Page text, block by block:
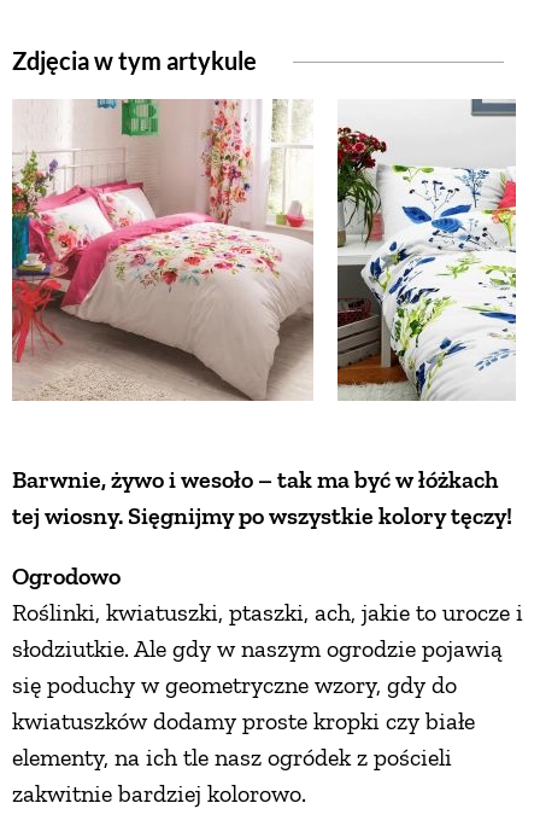
Zdjęcia w tym artykule
Barwnie, żywo i wesoło – tak ma być w łóżkach
tej wiosny. Sięgnijmy po wszystkie kolory tęczy!
Ogrodowo
Roślinki, kwiatuszki, ptaszki, ach, jakie to urocze i
słodziutkie. Ale gdy w naszym ogrodzie pojawią
się poduchy w geometryczne wzory, gdy do
kwiatuszków dodamy proste kropki czy białe
elementy, na ich tle nasz ogródek z pościeli
zakwitnie bardziej kolorowo.
DLA DOMU
EKO ŻYCIE
PRZYRODA
ZWIERZĘTA DOMOWE
GRZYBY
RĘKODZIEŁO
RZEMIOSŁO
ZWYCZAJE